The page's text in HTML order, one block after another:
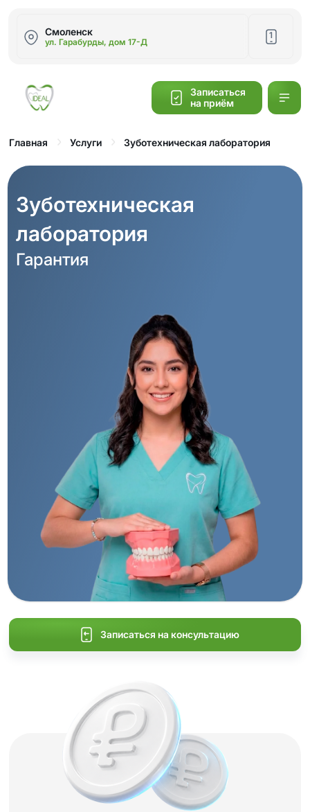
Смоленск
ул. Гарабурды, дом 17-Д
1
Записаться
на приём
Главная Услуги Зуботехническая лаборатория
Зуботехническая
лаборатория
Гарантия
Записаться на консультацию
Обратный